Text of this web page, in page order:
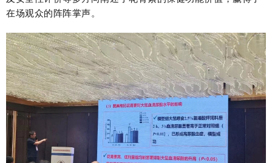
在场观众的阵阵掌声。